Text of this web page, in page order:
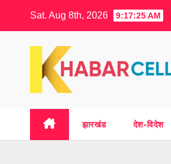
content
Sat. Aug 8th, 2026 9:17:27 AM
झारखंड देश-विदेश